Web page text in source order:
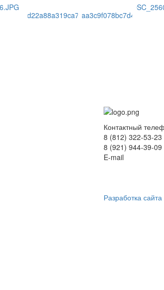
Контактный
8 (812) 322-53-23
8 (921) 944-39-09
E-mail
Разработка сайта